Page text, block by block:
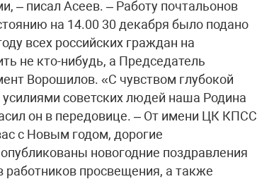
– писал Асеев. – Работу почтальонов
на 14.00 30 декабря было подано
всех российских граждан на
не кто-нибудь, а Председатель
Ворошилов. «C чувством глубокой
советских людей наша Родина
он в передовице. – От имени ЦК КПСС
с Новым годом, дорогие
новогодние поздравления
просвещения, а также